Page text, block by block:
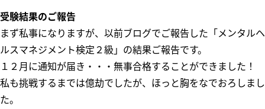
受験結果のご報告
まず私事になりますが、以前ブログでご報告した「メンタルヘ
ルスマネジメント検定２級」の結果ご報告です。
１２月に通知が届き・・・無事合格することができました！
私も挑戦するまでは億劫でしたが、ほっと胸をなでおろしまし
た。